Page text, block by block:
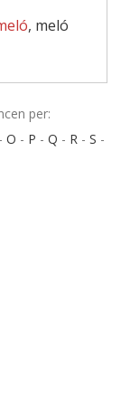
, meló
per:
- O - P - Q - R - S -